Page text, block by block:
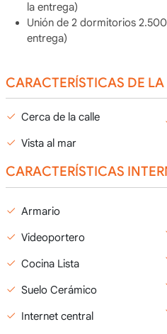
la entrega)
Unión de 2 dormitorios
entrega)
CARACTERÍSTICAS DE
Cerca de la calle
Vista al mar
CARACTERÍSTICAS
Armario
Videoportero
Cocina Lista
Suelo Cerámico
Internet central